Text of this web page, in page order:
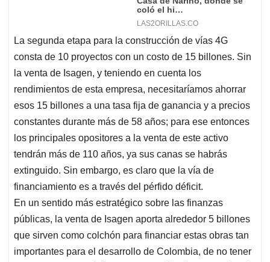
La segunda etapa para la construcción de vías 4G
consta de 10 proyectos con un costo de 15 billones. Sin
la venta de Isagen, y teniendo en cuenta los
rendimientos de esta empresa, necesitaríamos ahorrar
esos 15 billones a una tasa fija de ganancia y a precios
constantes durante más de 58 años; para ese entonces
los principales opositores a la venta de este activo
tendrán más de 110 años, ya sus canas se habrás
extinguido. Sin embargo, es claro que la vía de
financiamiento es a través del pérfido déficit.
En un sentido más estratégico sobre las finanzas
públicas, la venta de Isagen aporta alrededor 5 billones
que sirven como colchón para financiar estas obras tan
importantes para el desarrollo de Colombia, de no tener